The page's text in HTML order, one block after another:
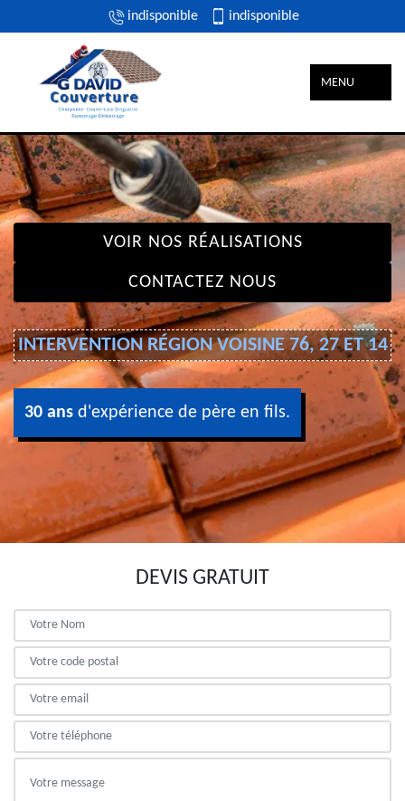
indisponible indisponible
MENU
VOIR NOS RÉALISATIONS
CONTACTEZ NOUS
INTERVENTION RÉGION VOISINE 76, 27 ET 14
30 ans d'expérience de père en fils.
DEVIS GRATUIT